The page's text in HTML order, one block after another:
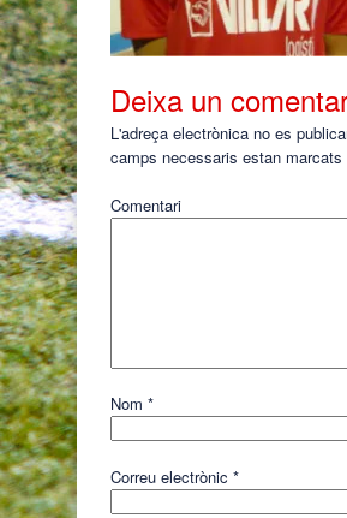
Deixa un
L'adreça electrònica no es
camps necessaris estan marcats
Comentari
Nom *
Correu electrònic *